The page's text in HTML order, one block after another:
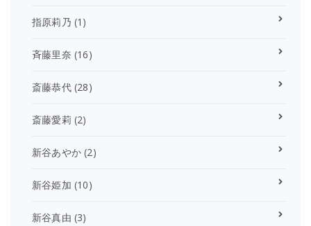
指原莉乃 (1)
斉藤里奈 (16)
斎藤恭代(28)
斎藤愛莉 (2)
新谷あやか (2)
新谷姫加 (10)
新谷真由 (3)